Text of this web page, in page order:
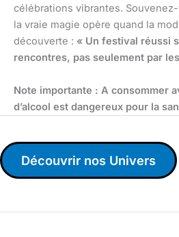
célébrations vibrantes.
la vraie magie opère quand la
découverte : « Un festival réussi
rencontres, pas seulement par
Note importante : A consommer
d’alcool est dangereux pour la
Découvrir nos Univers